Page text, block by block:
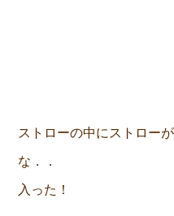
ストローの中にストロー
な
入った！